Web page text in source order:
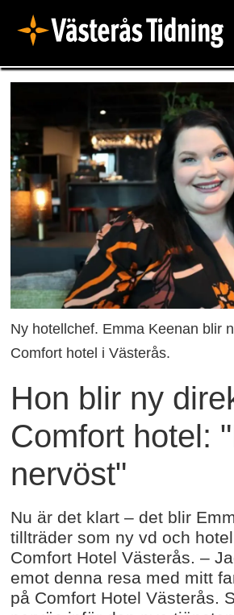
Ny hotellchef. Emma Keenan blir
Comfort hotel i Västerås.
Hon blir ny
Comfort hotel:
nervöst"
Nu är det klart – det blir
tillträder som ny vd och
Comfort Hotel Västerås. –
emot denna resa med mitt
på Comfort Hotel Västerås.